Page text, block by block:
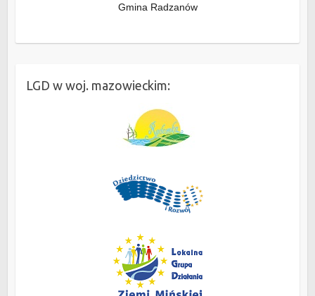
Gmina Radzanów
LGD w woj. mazowieckim: